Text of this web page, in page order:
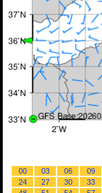
00 03 06 09
24
27 30 33